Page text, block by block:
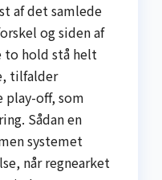
af det samlede
og siden af
to hold stå helt
tilfalder
play-off, som
Sådan en
systemet
når regnearket